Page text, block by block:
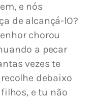
e nós
de alcançá-lO?
chorou
a pecar
vezes te
debaixo
e tu não